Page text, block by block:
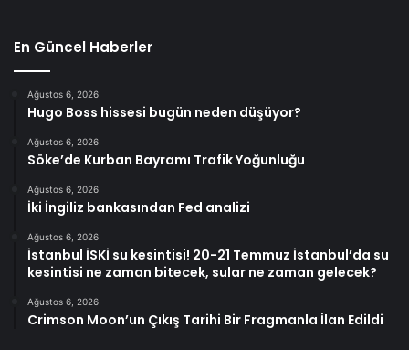
En Güncel Haberler
Ağustos 6, 2026
Hugo Boss hissesi bugün neden düşüyor?
Ağustos 6, 2026
Söke’de Kurban Bayramı Trafik Yoğunluğu
Ağustos 6, 2026
İki İngiliz bankasından Fed analizi
Ağustos 6, 2026
İstanbul İSKİ su kesintisi! 20-21 Temmuz İstanbul’da su
kesintisi ne zaman bitecek, sular ne zaman gelecek?
Ağustos 6, 2026
Crimson Moon’un Çıkış Tarihi Bir Fragmanla İlan Edildi